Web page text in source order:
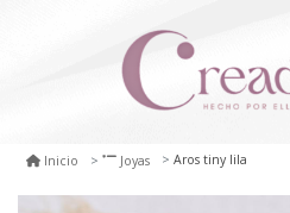
Inicio Joyas Aros tiny lila